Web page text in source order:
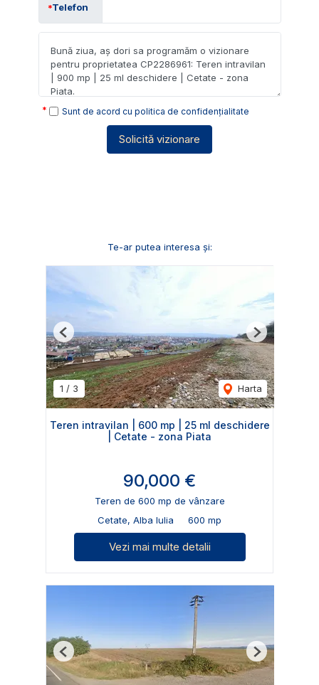
Telefon
Sunt de acord cu politica de confidențialitate
Solicită vizionare
Te-ar putea interesa și:
1 / 3 Harta
Previous Next
Teren intravilan | 600 mp | 25 ml deschidere
| Cetate - zona Piata
90,000 €
Teren de 600 mp de vânzare
Cetate, Alba Iulia
600 mp
Vezi mai multe detalii
Previous Next